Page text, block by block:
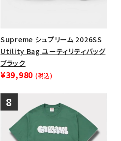
Supreme シュプリーム 2026SS
Utility Bag ユーティリティバッグ
ブラック
¥39,980 (税込)